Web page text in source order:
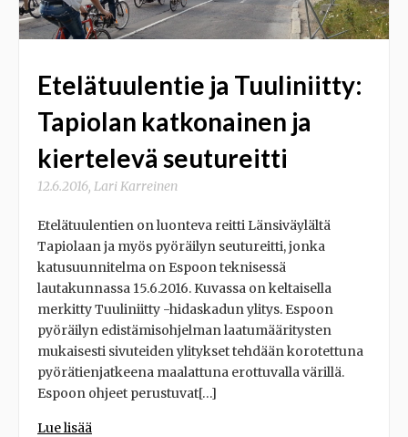
Etelätuulentie ja Tuuliniitty:
Tapiolan katkonainen ja
kiertelevä seutureitti
12.6.2016 Lari Karreinen
Etelätuulentien on luonteva reitti Länsiväylältä
Tapiolaan ja myös pyöräilyn seutureitti, jonka
katusuunnitelma on Espoon teknisessä
lautakunnassa 15.6.2016. Kuvassa on keltaisella
merkitty Tuuliniitty -hidaskadun ylitys. Espoon
pyöräilyn edistämisohjelman laatumääritysten
mukaisesti sivuteiden ylitykset tehdään korotettuna
pyörätienjatkeena maalattuna erottuvalla värillä.
Espoon ohjeet perustuvat[…]
Lue lisää